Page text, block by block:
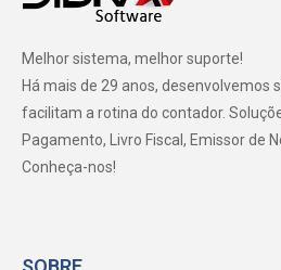
Melhor sistema, melhor suporte!
Há mais de 29 anos, desenvolvemos
facilitam a rotina do contador.
Pagamento, Livro Fiscal, Emissor de
Conheça-nos!